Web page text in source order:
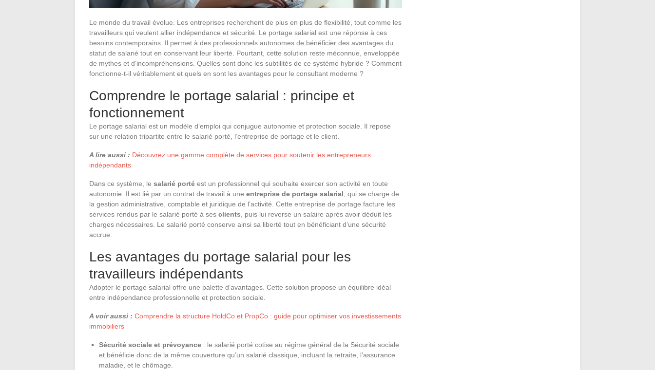
Le monde du travail évolue. Les entreprises recherchent de plus en plus de flexibilité, tout comme les
travailleurs qui veulent allier indépendance et sécurité. Le portage salarial est une réponse à ces
besoins contemporains. Il permet à des professionnels autonomes de bénéficier des avantages du
statut de salarié tout en conservant leur liberté. Pourtant, cette solution reste méconnue, enveloppée
de mythes et d’incompréhensions. Quelles sont donc les subtilités de ce système hybride ? Comment
fonctionne-t-il véritablement et quels en sont les avantages pour le consultant moderne ?
Comprendre le portage salarial : principe et
fonctionnement
Le portage salarial est un modèle d’emploi qui conjugue autonomie et protection sociale. Il repose
sur une relation tripartite entre le salarié porté, l’entreprise de portage et le client.
A lire aussi : Découvrez une gamme complète de services pour soutenir les entrepreneurs
indépendants
Dans ce système, le salarié porté est un professionnel qui souhaite exercer son activité en toute
autonomie. Il est lié par un contrat de travail à une entreprise de portage salarial , qui se charge de
la gestion administrative, comptable et juridique de l’activité. Cette entreprise de portage facture les
services rendus par le salarié porté à ses clients , puis lui reverse un salaire après avoir déduit les
charges nécessaires. Le salarié porté conserve ainsi sa liberté tout en bénéficiant d’une sécurité
accrue.
Les avantages du portage salarial pour les
travailleurs indépendants
Adopter le portage salarial offre une palette d’avantages. Cette solution propose un équilibre idéal
entre indépendance professionnelle et protection sociale.
A voir aussi : Comprendre la structure HoldCo et PropCo : guide pour optimiser vos investissements
immobiliers
Sécurité sociale et prévoyance : le salarié porté cotise au régime général de la Sécurité sociale
et bénéficie donc de la même couverture qu’un salarié classique, incluant la retraite, l’assurance
maladie, et le chômage.